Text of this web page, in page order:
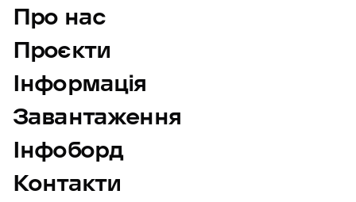
Про нас
Проєкти
Інформація
Завантаження
Інфоборд
Контакти